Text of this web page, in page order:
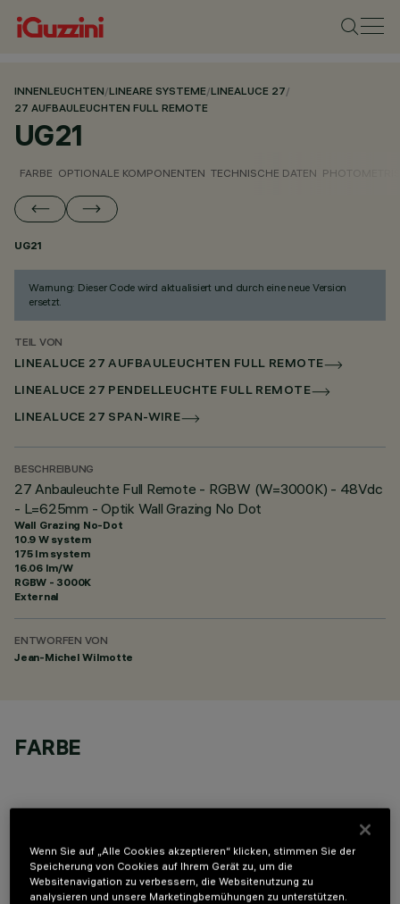
INNENLEUCHTEN/LINEARE SYSTEME/LINEALUCE 27/
27 AUFBAULEUCHTEN FULL REMOTE
UG21
FARBE OPTIONALE KOMPONENTEN TECHNISCHE DATEN
UG21
Warnung: Dieser Code wird aktualisiert und durch eine neue Version
ersetzt.
TEIL VON
LINEALUCE 27 AUFBAULEUCHTEN FULL REMOTE
LINEALUCE 27 PENDELLEUCHTE FULL REMOTE
LINEALUCE 27 SPAN-WIRE
BESCHREIBUNG
27 Anbauleuchte Full Remote - RGBW (W=3000K) - 48Vdc
- L=625mm - Optik Wall Grazing No Dot
Wall Grazing No-Dot
10.9 W system
175 lm system
16.06 lm/W
RGBW - 3000K
External
ENTWORFEN VON
Jean-Michel Wilmotte
FARBE
OPTIONALE KOMPONENTEN
Wenn Sie auf „Alle Cookies akzeptieren“ klicken, stimmen Sie der
Speicherung von Cookies auf Ihrem Gerät zu, um die
Websitenavigation zu verbessern, die Websitenutzung zu
analysieren und unsere Marketingbemühungen zu unterstützen.